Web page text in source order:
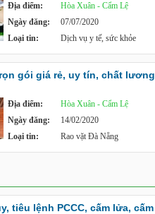
Địa điểm:
Hòa Xuân - Cẩm Lệ
Ngày đăng:
07/07/2020
Loại tin:
Dịch vụ y tế, sức khỏe
gói giá rẻ, uy tín, chất lương
Địa điểm:
Hòa Xuân - Cẩm Lệ
Ngày đăng:
14/02/2020
Loại tin:
Rao vặt Đà Nẵng
tiêu lệnh PCCC, cấm lửa, cấm